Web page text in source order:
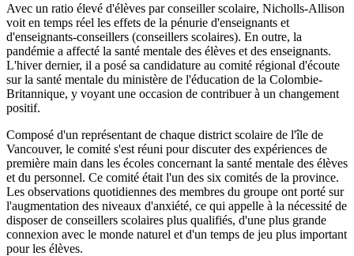
Avec un ratio élevé d'élèves par conseiller scolaire, Nicholls-Allison
voit en temps réel les effets de la pénurie d'enseignants et
d'enseignants-conseillers (conseillers scolaires). En outre, la
pandémie a affecté la santé mentale des élèves et des enseignants.
L'hiver dernier, il a posé sa candidature au comité régional d'écoute
sur la santé mentale du ministère de l'éducation de la Colombie-
Britannique, y voyant une occasion de contribuer à un changement
positif.
Composé d'un représentant de chaque district scolaire de l'île de
Vancouver, le comité s'est réuni pour discuter des expériences de
première main dans les écoles concernant la santé mentale des élèves
et du personnel. Ce comité était l'un des six comités de la province.
Les observations quotidiennes des membres du groupe ont porté sur
l'augmentation des niveaux d'anxiété, ce qui appelle à la nécessité de
disposer de conseillers scolaires plus qualifiés, d'une plus grande
connexion avec le monde naturel et d'un temps de jeu plus important
pour les élèves.